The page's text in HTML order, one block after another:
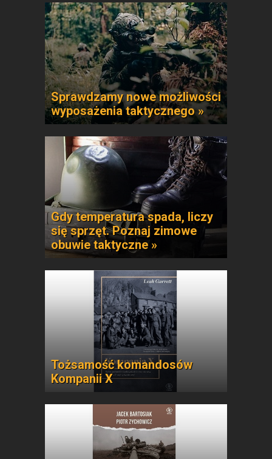
Sprawdzamy nowe możliwości
wyposażenia taktycznego »
Gdy temperatura spada, liczy
się sprzęt. Poznaj zimowe
obuwie taktyczne »
Tożsamość komandosów
Kompanii X